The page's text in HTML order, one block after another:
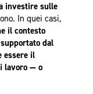
investire sulle
In quei casi,
il contesto
dal
essere il
lavoro — o